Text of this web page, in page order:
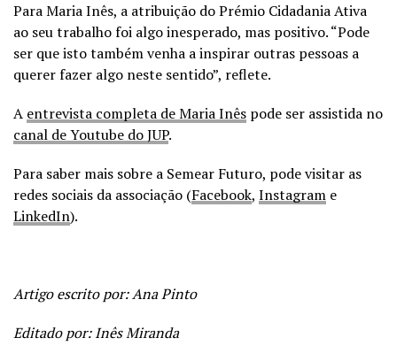
Para Maria Inês, a atribuição do Prémio Cidadania Ativa
ao seu trabalho foi algo inesperado, mas positivo. “Pode
ser que isto também venha a inspirar outras pessoas a
querer fazer algo neste sentido”, reflete.
A entrevista completa de Maria Inês pode ser assistida no
canal de Youtube do JUP.
Para saber mais sobre a Semear Futuro, pode visitar as
redes sociais da associação (Facebook, Instagram e
LinkedIn).
Artigo escrito por: Ana Pinto
Editado por: Inês Miranda